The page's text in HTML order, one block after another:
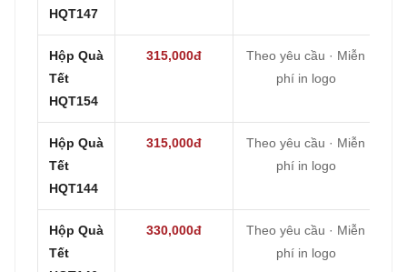
HQT147
Hộp Quà
Tết
HQT154
315,000đ
Theo yêu cầu · Miễn
phí in logo
Hộp Quà
Tết
HQT144
315,000đ
Theo yêu cầu · Miễn
phí in logo
Hộp Quà
Tết
330,000đ
Theo yêu cầu · Miễn
phí in logo